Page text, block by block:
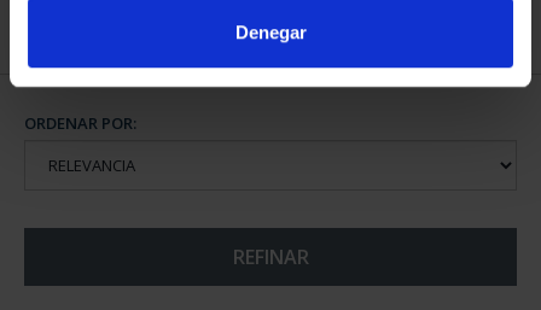
Denegar
ORDENAR POR:
REFINAR